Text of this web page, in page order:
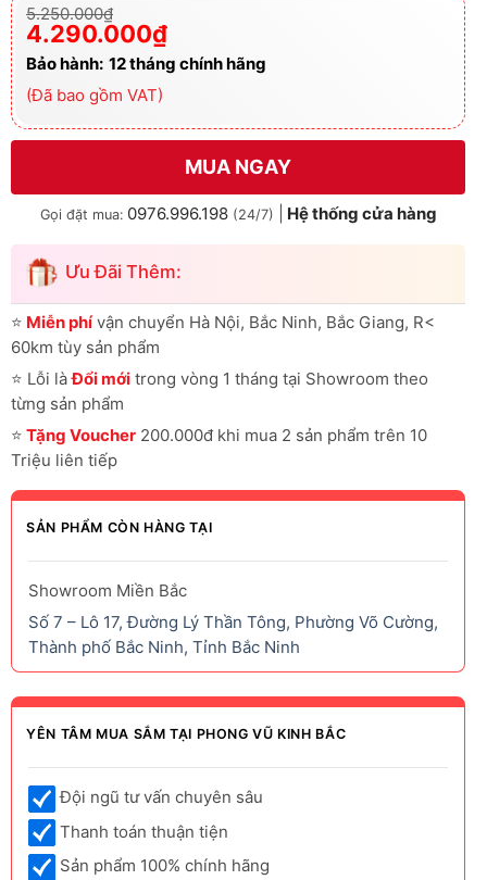
5.250.000₫
Giá
gốc
là:
5.250.000₫.
4.290.000₫
Giá
hiện
tại
là:
4.290.000₫.
Bảo hành: 12tháng chính hãng
(Đã bao gồm VAT)
MUA NGAY
Gọi đặt mua: 0976.996.198 (24/7) Hệ thống cửa hàng
Ưu Đãi Thêm:
⭐ Miễn phívận chuyển Hà Nội, Bắc Ninh, Bắc Giang, R<
60km tùy sản phẩm
⭐ Lỗi làĐổi mới trong vòng 1 tháng tại Showroom theo
từng sản phẩm
⭐ Tặng Voucher 200.000đ khi mua 2 sản phẩm trên 10
Triệu liên tiếp
SẢN PHẨM CÒN HÀNG TẠI
Showroom Miền Bắc
Số 7 – Lô 17, Đường Lý Thần Tông, Phường Võ Cường,
Thành phố Bắc Ninh, Tỉnh Bắc Ninh
YÊN TÂM MUA SẮM TẠI PHONG VŨ KINH BẮC
Đội ngũ tư vấn chuyên sâu
Thanh toán thuận tiện
Sản phẩm 100% chính hãng